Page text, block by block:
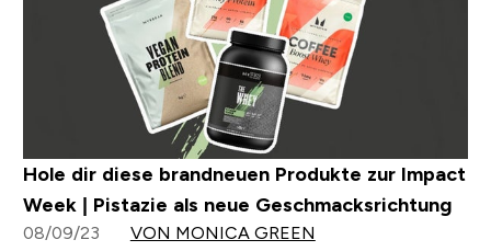
Hole dir diese brandneuen Produkte zur Impact
Week | Pistazie als neue Geschmacksrichtung
08/09/23 VON MONICA GREEN